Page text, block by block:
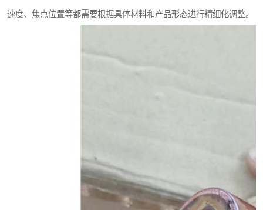
速度、焦点位置等都需要根据具体材料和产品形态进行精细化调整。